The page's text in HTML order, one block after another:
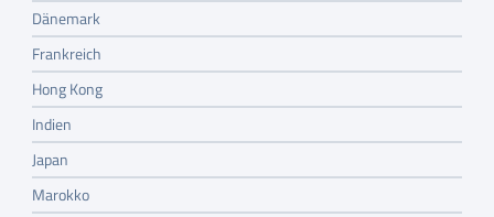
Dänemark
Frankreich
Hong Kong
Indien
Japan
Marokko